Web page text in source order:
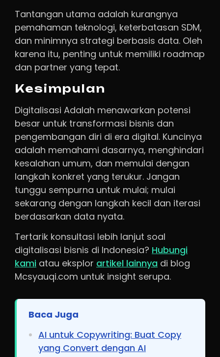
Tantangan utama adalah kurangnya
pemahaman teknologi, keterbatasan SDM,
dan minimnya strategi berbasis data. Oleh
karena itu, penting untuk memiliki roadmap
dan partner yang tepat.
Kesimpulan
Digitalisasi Adalah menawarkan potensi
besar untuk transformasi bisnis dan
pengembangan diri di era digital. Kuncinya
adalah memahami dasarnya, menghindari
kesalahan umum, dan memulai dengan
langkah konkret yang terukur. Jangan
tunggu sempurna untuk mulai; mulai
sekarang dengan langkah kecil dan iterasi
berdasarkan data nyata.
Tertarik konsultasi lebih lanjut soal
digitalisasi bisnis di Indonesia? Hubungi
kami atau eksplor artikel lainnya di blog
Mcsyauqi.com untuk insight serupa.
Baca Juga
AI untuk Copywriting: Buat Copy
yang Convert dengan AI